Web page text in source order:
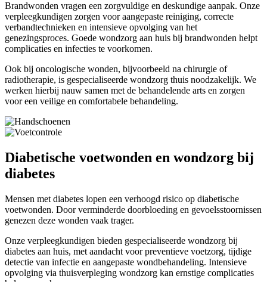
Brandwonden vragen een zorgvuldige en deskundige aanpak. Onze
verpleegkundigen zorgen voor aangepaste reiniging, correcte
verbandtechnieken en intensieve opvolging van het
genezingsproces. Goede wondzorg aan huis bij brandwonden helpt
complicaties en infecties te voorkomen.
Ook bij oncologische wonden, bijvoorbeeld na chirurgie of
radiotherapie, is gespecialiseerde wondzorg thuis noodzakelijk. We
werken hierbij nauw samen met de behandelende arts en zorgen
voor een veilige en comfortabele behandeling.
Diabetische voetwonden en wondzorg bij
diabetes
Mensen met diabetes lopen een verhoogd risico op diabetische
voetwonden. Door verminderde doorbloeding en gevoelsstoornissen
genezen deze wonden vaak trager.
Onze verpleegkundigen bieden gespecialiseerde wondzorg bij
diabetes aan huis, met aandacht voor preventieve voetzorg, tijdige
detectie van infectie en aangepaste wondbehandeling. Intensieve
opvolging via thuisverpleging wondzorg kan ernstige complicaties